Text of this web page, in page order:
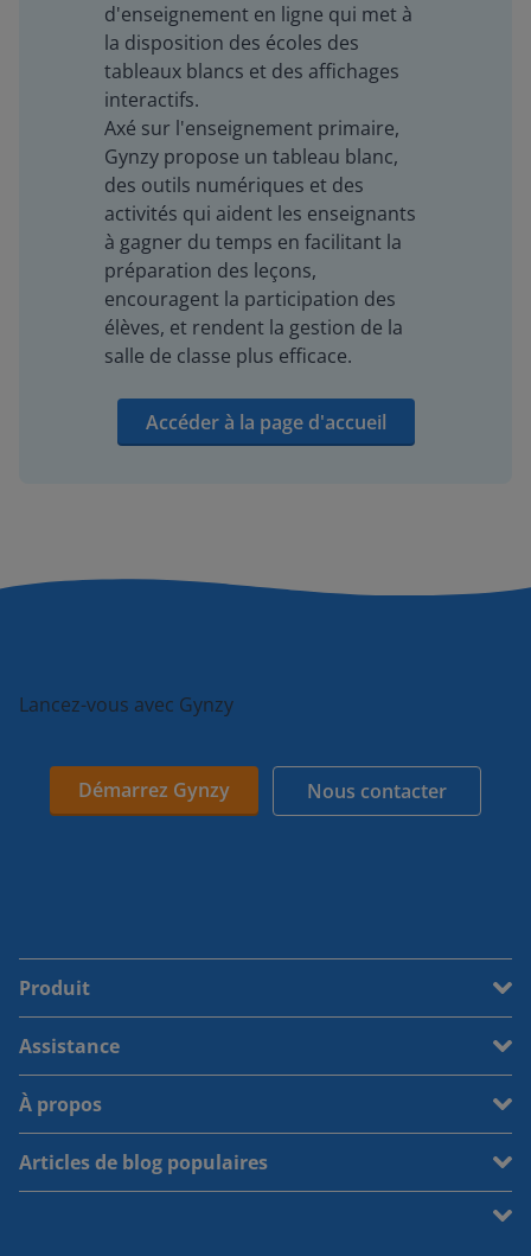
d'enseignement en ligne qui met à
la disposition des écoles des
tableaux blancs et des affichages
interactifs.
Axé sur l'enseignement primaire,
Gynzy propose un tableau blanc,
des outils numériques et des
activités qui aident les enseignants
à gagner du temps en facilitant la
préparation des leçons,
encouragent la participation des
élèves, et rendent la gestion de la
salle de classe plus efficace.
Accéder à la page d'accueil
Lancez-vous avec Gynzy
Démarrez Gynzy Nous contacter
Produit
Assistance
À propos
Articles de blog populaires